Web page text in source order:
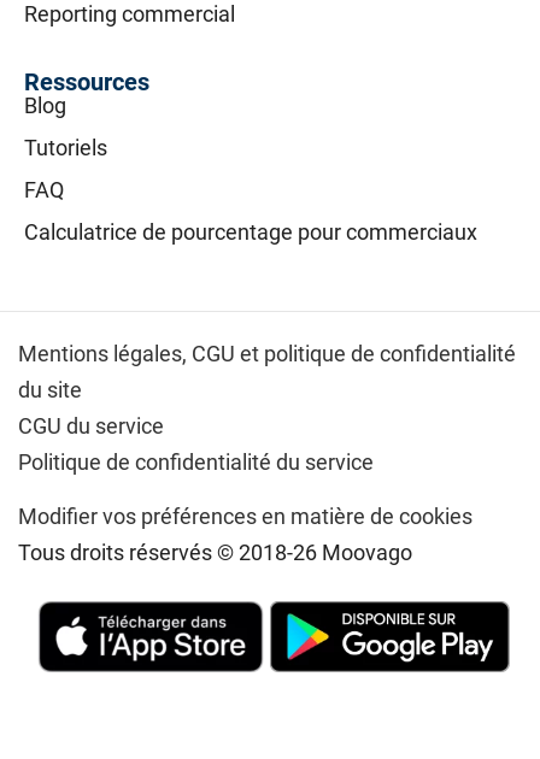
Reporting commercial
Ressources
Blog
Tutoriels
FAQ
Calculatrice de pourcentage pour commerciaux
Mentions légales, CGU et politique de confidentialité
du site
CGU du service
Politique de confidentialité du service
Modifier vos préférences en matière de cookies
Tous droits réservés © 2018-26 Moovago